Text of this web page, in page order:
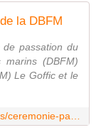
la DBFM
passation du
(DBFM)
Le Goffic et le